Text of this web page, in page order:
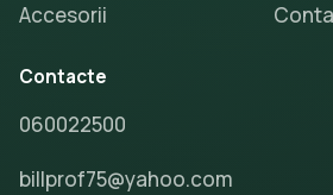
Accesorii
Contacte
060022500
billprof75@yahoo.com